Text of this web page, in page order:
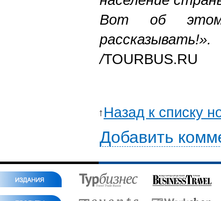
Вот об
рассказывать!».
/TOURBUS.RU
Назад к списку
Добавить